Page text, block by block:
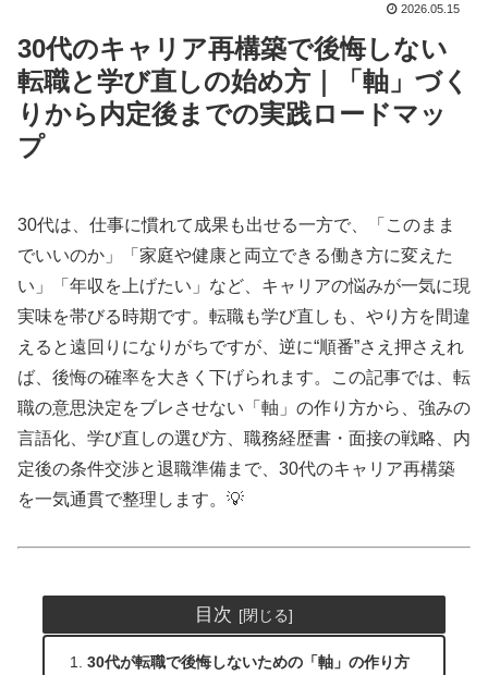
2026.05.15
30代のキャリア再構築で後悔しない
転職と学び直しの始め方｜「軸」づく
りから内定後までの実践ロードマッ
プ
30代は、仕事に慣れて成果も出せる一方で、「このまま
でいいのか」「家庭や健康と両立できる働き方に変えた
い」「年収を上げたい」など、キャリアの悩みが一気に現
実味を帯びる時期です。転職も学び直しも、やり方を間違
えると遠回りになりがちですが、逆に“順番”さえ押さえれ
ば、後悔の確率を大きく下げられます。この記事では、転
職の意思決定をブレさせない「軸」の作り方から、強みの
言語化、学び直しの選び方、職務経歴書・面接の戦略、内
定後の条件交渉と退職準備まで、30代のキャリア再構築
を一気通貫で整理します。💡
目次
30代が転職で後悔しないための「軸」の作り方